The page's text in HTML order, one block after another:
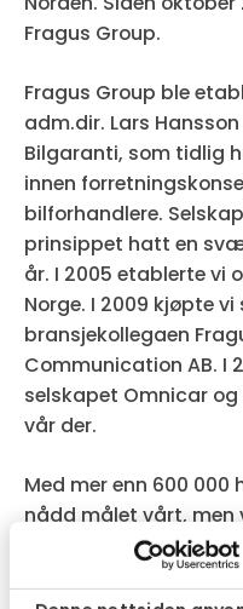
Fragus Group.
Fragus Group ble
adm.dir. Lars
Bilgaranti, som tidlig
innen
bilforhandlere.
prinsippet hatt en
år. I 2005 etablerte vi
Norge. I 2009 kjøpte
bransjekollegaen
Communication AB. I
selskapet Omnicar
vår der.
Med mer enn 600
nådd målet vårt, men
på det nordiske
tilbud rettet mot